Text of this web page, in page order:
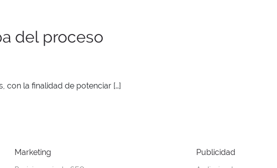
del proceso
con la finalidad de potenciar […]
Marketing Publicidad